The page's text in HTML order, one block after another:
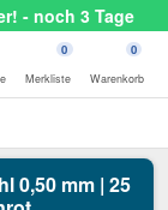
- noch 3 Tage
0
Merkliste
0
Warenkorb
0,50 mm | 25